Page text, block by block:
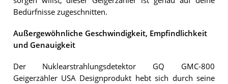
Bedürfnisse zugeschnitten.
Außergewöhnliche Geschwindigkeit, Empfindlichkeit
und Genauigkeit
Der Nuklearstrahlungsdetektor GQ GMC-800
Geigerzähler USA Designprodukt hebt sich durch seine